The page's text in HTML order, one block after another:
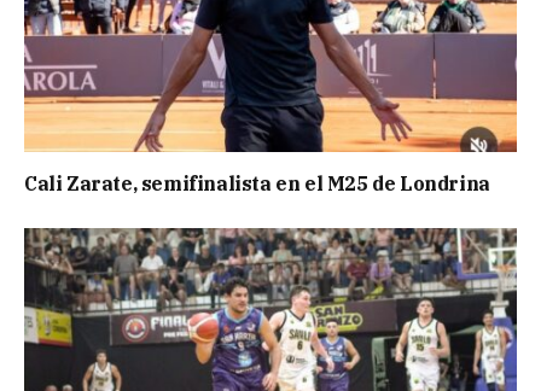
Cali Zarate, semifinalista en el M25 de Londrina